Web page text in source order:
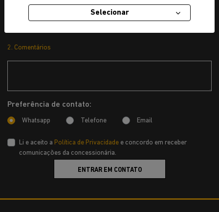
Envio de arquivo no formato PDF, DOC e DOCX. O
tamanho máximo é 5 MB.
2. Comentários
Preferência de contato:
Whatsapp Telefone Email
Li e aceito a Política de Privacidade e concordo em receber
comunicações da concessionária.
ENTRAR EM CONTATO
Selecionar